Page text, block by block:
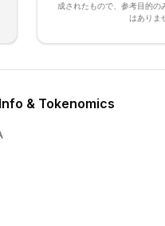
成されたもので、参考目的の
はありま
& Tokenomics